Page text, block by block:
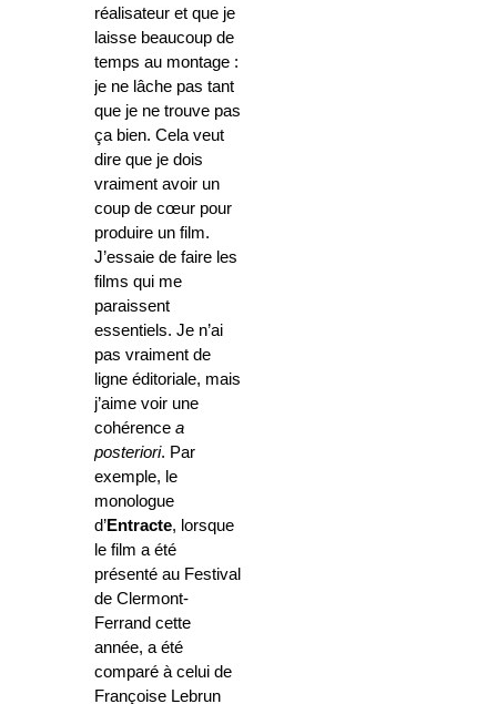
réalisateur et que je
laisse beaucoup de
temps au montage :
je ne lâche pas tant
que je ne trouve pas
ça bien. Cela veut
dire que je dois
vraiment avoir un
coup de cœur pour
produire un film.
J’essaie de faire les
films qui me
paraissent
essentiels. Je n’ai
pas vraiment de
ligne éditoriale, mais
j’aime voir une
cohérence a
posteriori. Par
exemple, le
monologue
d’Entracte, lorsque
le film a été
présenté au Festival
de Clermont-
Ferrand cette
année, a été
comparé à celui de
Françoise Lebrun